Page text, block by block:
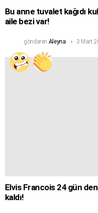
Bu anne tuvalet kağıdı
aile bezi var!
gönderen Aleyna 3 Mart
Elvis Francois 24 gün
kaldı!